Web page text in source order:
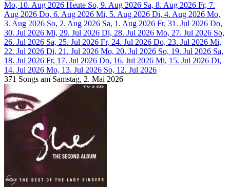
Mo, 10. Aug 2026 Heute So, 9. Aug 2026 Sa, 8. Aug 2026 Fr, 7.
Aug 2026 Do, 6. Aug 2026 Mi, 5. Aug 2026 Di, 4. Aug 2026 Mo,
3. Aug 2026 So, 2. Aug 2026 Sa, 1. Aug 2026 Fr, 31. Jul 2026 Do,
30. Jul 2026 Mi, 29. Jul 2026 Di, 28. Jul 2026 Mo, 27. Jul 2026 So,
26. Jul 2026 Sa, 25. Jul 2026 Fr, 24. Jul 2026 Do, 23. Jul 2026 Mi,
22. Jul 2026 Di, 21. Jul 2026 Mo, 20. Jul 2026 So, 19. Jul 2026 Sa,
18. Jul 2026 Fr, 17. Jul 2026 Do, 16. Jul 2026 Mi, 15. Jul 2026 Di,
14. Jul 2026 Mo, 13. Jul 2026 So, 12. Jul 2026
371 Songs am Samstag, 2. Mai 2026